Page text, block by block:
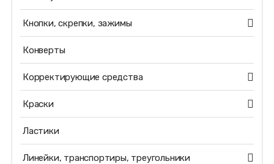
Кнопки, скрепки, зажимы
Конверты
Корректирующие средства
Краски
Ластики
Линейки, транспортиры, треугольники